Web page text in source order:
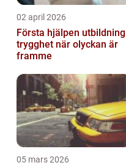
02 april 2026
Första hjälpen utbildning
trygghet när olyckan är
framme
05 mars 2026